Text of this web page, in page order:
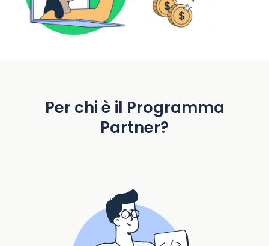
Per chi è il Programma
Partner?